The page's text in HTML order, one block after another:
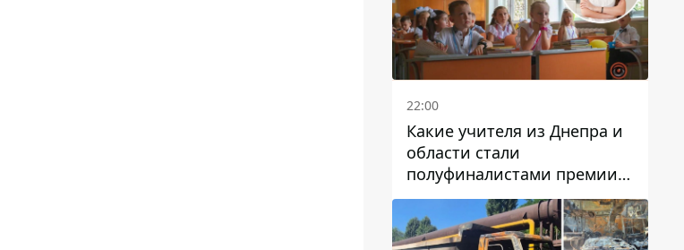
22:00
Какие учителя из Днепра и
области стали
полуфиналистами премии
Global Teacher Prize Ukraine
2026